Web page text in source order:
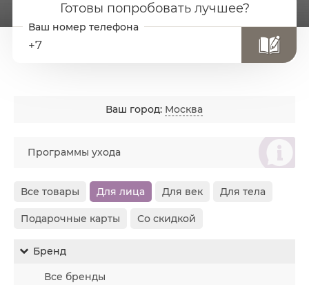
Готовы попробовать лучшее?
+7
Ваш город: Москва
စ
Программы ухода
Все товары Для лица Для век Для тела
Подарочные карты Со скидкой
Бренд
Все бренды